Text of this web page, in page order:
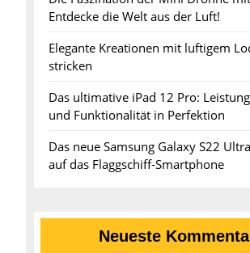
Entdecke die Welt aus der Luft!
Elegante Kreationen mit luftigem
stricken
Das ultimative iPad 12 Pro:
und Funktionalität in Perfektion
Das neue Samsung Galaxy S22
auf das Flaggschiff-Smartphone
Neueste